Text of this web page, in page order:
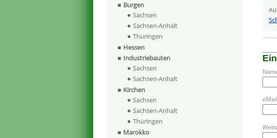
Burgen
Sachsen
Sachsen-Anhalt
Thüringen
Hessen
Industriebauten
Sachsen
Sachsen-Anhalt
Kirchen
Sachsen
Sachsen-Anhalt
Thüringen
Marokko